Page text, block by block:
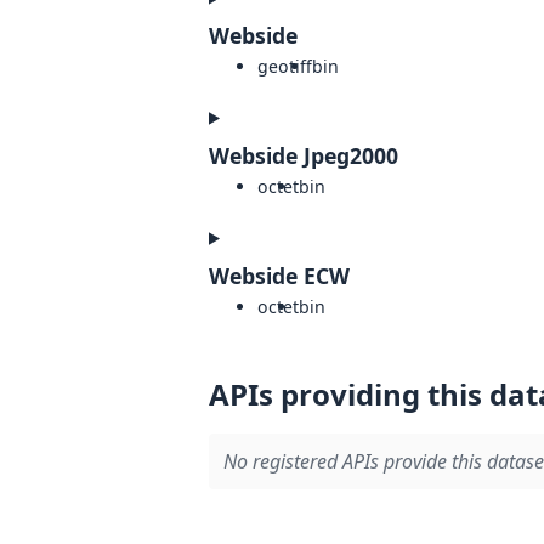
Webside
geotiffbin
Webside Jpeg2000
octetbin
Webside ECW
octetbin
APIs providing this
No registered APIs provide this